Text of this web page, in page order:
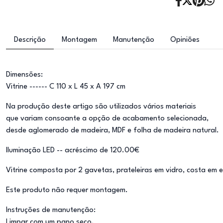
Descrição Montagem Manutenção Opiniões
Dimensões:
Vitrine ------ C 110 x L 45 x A 197 cm
Na produção deste artigo são utilizados vários materiais
que variam consoante a opção de acabamento selecionada,
desde aglomerado de madeira, MDF e folha de madeira natural.
Iluminação LED -- acréscimo de 120.00€
Vitrine composta por 2 gavetas, prateleiras em vidro, costa em
Este produto não requer montagem.
Instruções de manutenção: